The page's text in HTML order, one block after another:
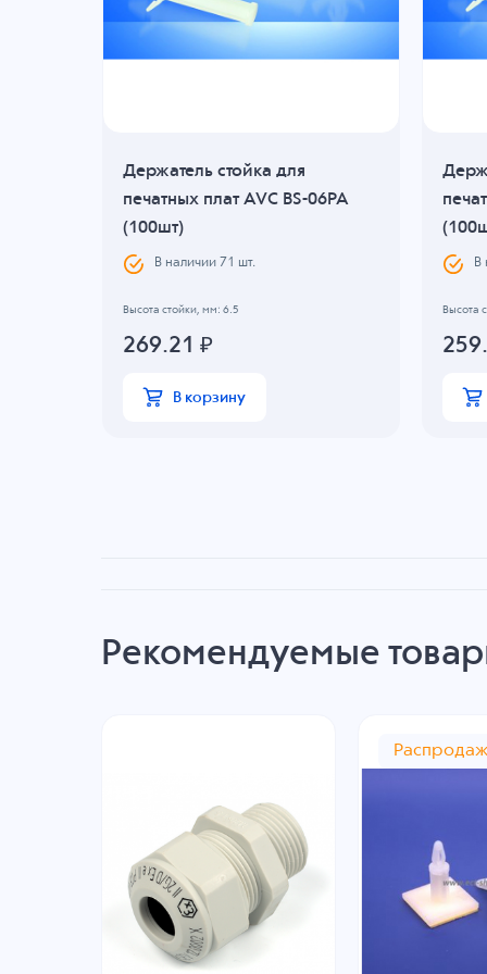
Держатель стойка для
печатных плат AVC BS-06PA
(100шт)
В наличии 71 шт.
Высота стойки, мм: 6.5
269.21 ₽
В корзину
В
Высота
Рекомендуемые